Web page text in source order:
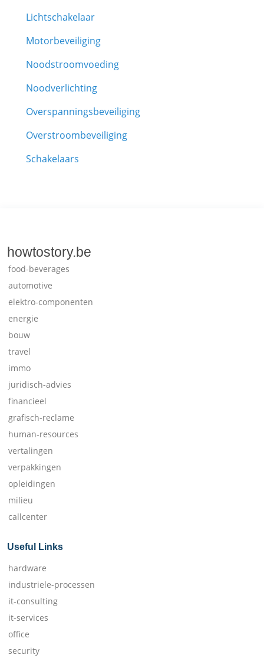
Lichtschakelaar
Motorbeveiliging
Noodstroomvoeding
Noodverlichting
Overspanningsbeveiliging
Overstroombeveiliging
Schakelaars
howtostory.be
food-beverages
automotive
elektro-componenten
energie
bouw
travel
immo
juridisch-advies
financieel
grafisch-reclame
human-resources
vertalingen
verpakkingen
opleidingen
milieu
callcenter
Useful Links
hardware
industriele-processen
it-consulting
it-services
office
security